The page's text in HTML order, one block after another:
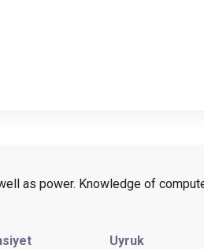
as power. Knowledge of
Uyruk